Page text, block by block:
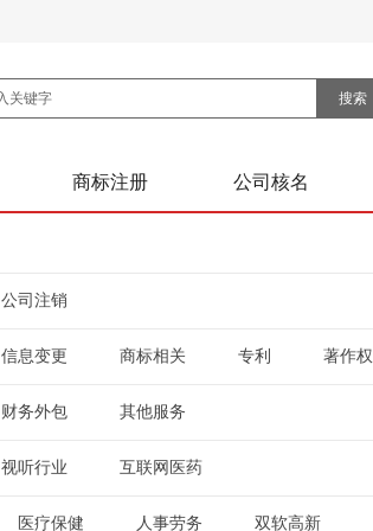
搜索
商标注册 公司核名
公司注销
信息变更 商标相关 专利 著作权
财务外包 其他服务
视听行业 互联网医药
医疗保健 人事劳务 双软高新